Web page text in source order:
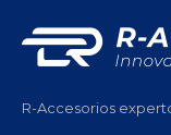
R-Accesorios